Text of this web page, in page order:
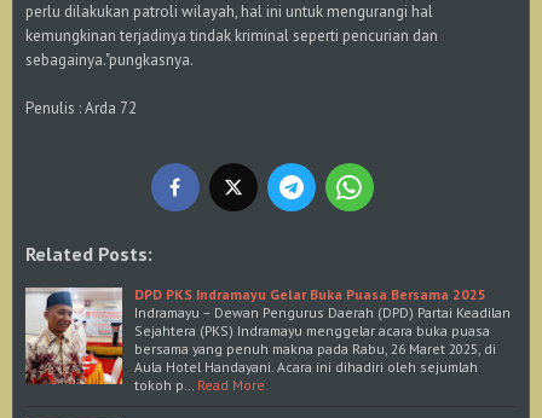
perlu dilakukan patroli wilayah, hal ini untuk mengurangi hal
kemungkinan terjadinya tindak kriminal seperti pencurian dan
sebagainya."pungkasnya.
Penulis : Arda 72
Related Posts:
DPD PKS Indramayu Gelar Buka Puasa Bersama 2025
Indramayu – Dewan Pengurus Daerah (DPD) Partai Keadilan
Sejahtera (PKS) Indramayu menggelar acara buka puasa
bersama yang penuh makna pada Rabu, 26 Maret 2025, di
Aula Hotel Handayani. Acara ini dihadiri oleh sejumlah
tokoh p… Read More